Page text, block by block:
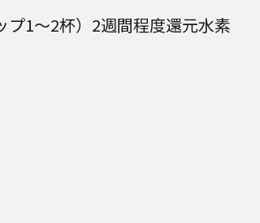
1～2杯）2週間程度還元水素